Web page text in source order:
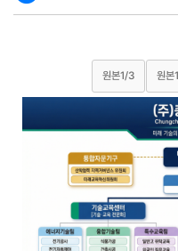
원본1/3 원본